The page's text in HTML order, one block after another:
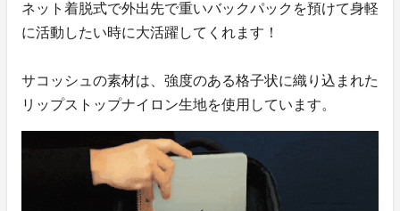
ネット着脱式で外出先で重いバックパックを預けて身軽
に活動したい時に大活躍してくれます！
サコッシュの素材は、強度のある格子状に織り込まれた
リップストップナイロン生地を使用しています。